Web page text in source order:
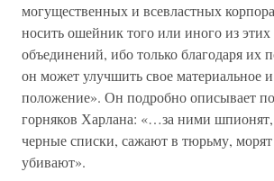
могущественных и всевластных
носить ошейник того или иного из
объединений, ибо только благодаря их
он может улучшить свое материальное
положение». Он подробно описывает
горняков Харлана: «…за ними шпионят,
черные списки, сажают в тюрьму,
убивают».